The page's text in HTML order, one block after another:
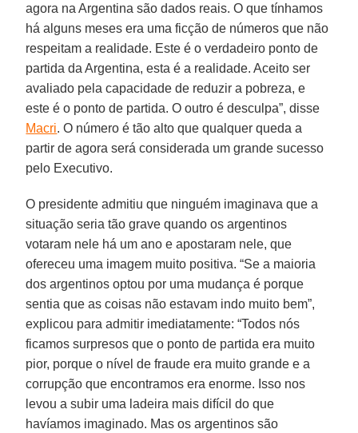
agora na Argentina são dados reais. O que tínhamos
há alguns meses era uma ficção de números que não
respeitam a realidade. Este é o verdadeiro ponto de
partida da Argentina, esta é a realidade. Aceito ser
avaliado pela capacidade de reduzir a pobreza, e
este é o ponto de partida. O outro é desculpa”, disse
Macri. O número é tão alto que qualquer queda a
partir de agora será considerada um grande sucesso
pelo Executivo.
O presidente admitiu que ninguém imaginava que a
situação seria tão grave quando os argentinos
votaram nele há um ano e apostaram nele, que
ofereceu uma imagem muito positiva. “Se a maioria
dos argentinos optou por uma mudança é porque
sentia que as coisas não estavam indo muito bem”,
explicou para admitir imediatamente: “Todos nós
ficamos surpresos que o ponto de partida era muito
pior, porque o nível de fraude era muito grande e a
corrupção que encontramos era enorme. Isso nos
levou a subir uma ladeira mais difícil do que
havíamos imaginado. Mas os argentinos são